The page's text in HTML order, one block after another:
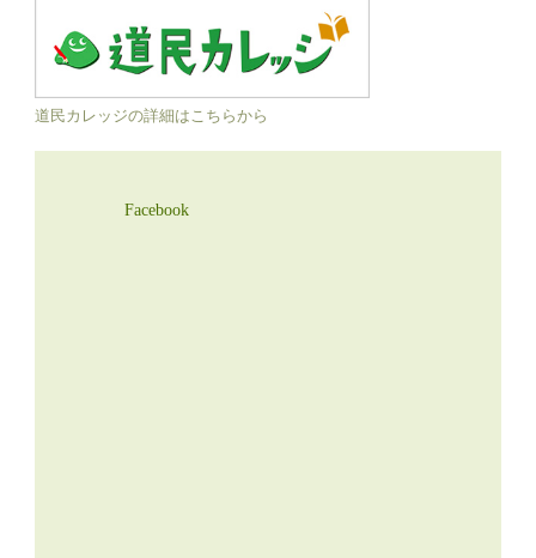
道民カレッジの詳細はこちらから
Facebook